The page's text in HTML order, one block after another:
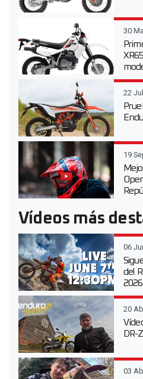
30
22
19
Vídeos más
06
del
2026
20
DR-
03